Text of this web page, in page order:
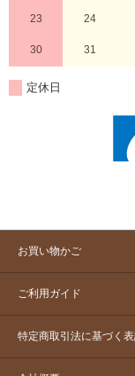
23 24
30 31
定休日
お買い物かご
ご利用ガイド
特定商取引法に基づく